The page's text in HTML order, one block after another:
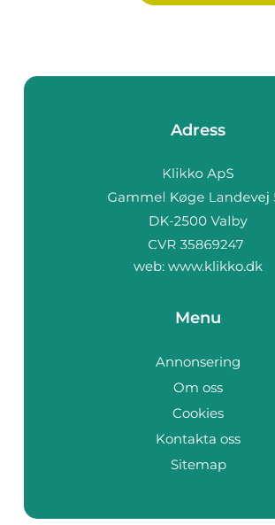
Adress
web: www.klikko.dk
Menu
Annonsering
Om oss
Cookies
Kontakta oss
Sitemap